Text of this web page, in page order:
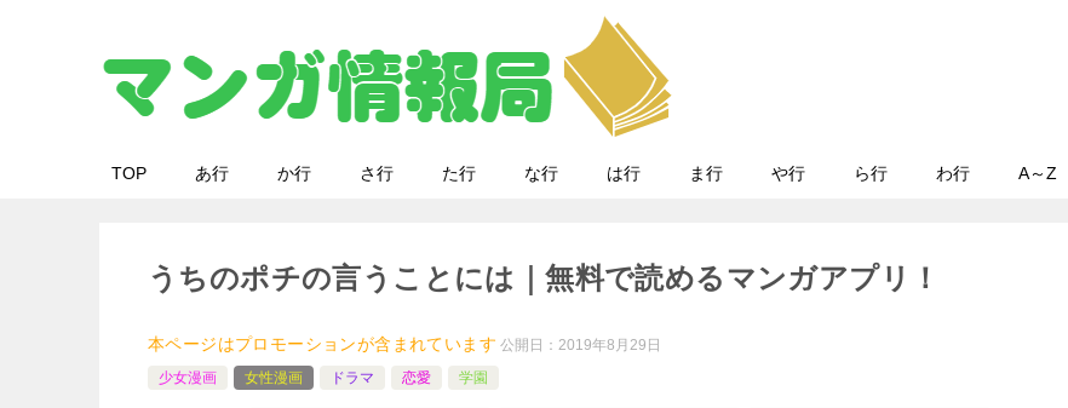
TOP あ行 か行 さ行 た行 な行 は行 ま行 や行 ら行 わ行 A～Z
うちのポチの言うことには｜無料で読めるマンガアプリ！
本ページはプロモーションが含まれています 公開日：2019年8月29日
少女漫画
女性漫画 ドラマ 恋愛 学園